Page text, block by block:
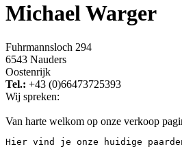
Michael Warger
Fuhrmannsloch 294
6543 Nauders
Oostenrijk
Tel.: +43 (0)66473725393
Wij spreken:
Van harte welkom op onze verkoop
Hier vind je onze huidige